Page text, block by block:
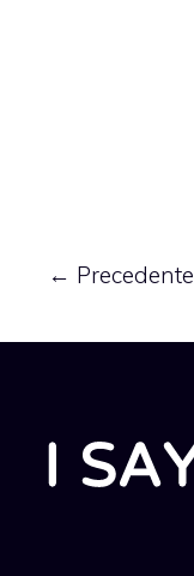
← Precedente